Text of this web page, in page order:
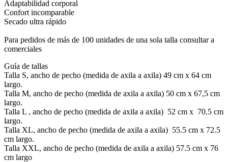
Adaptabilidad corporal
Confort incomparable
Secado ultra rápido
Para pedidos de más de 100 unidades de una sola talla consultar a
comerciales
Guía de tallas
Talla S, ancho de pecho (medida de axila a axila) 49 cm x 64 cm
largo.
Talla M, ancho de pecho (medida de axila a axila) 50 cm x 67,5 cm
largo.
Talla L , ancho de pecho (medida de axila a axila) 52 cm x 70.5 cm
largo.
Talla XL, ancho de pecho (medida de axila a axila) 55.5 cm x 72.5
cm largo.
Talla XXL, ancho de pecho (medida de axila a axila) 57.5 cm x 76
cm largo